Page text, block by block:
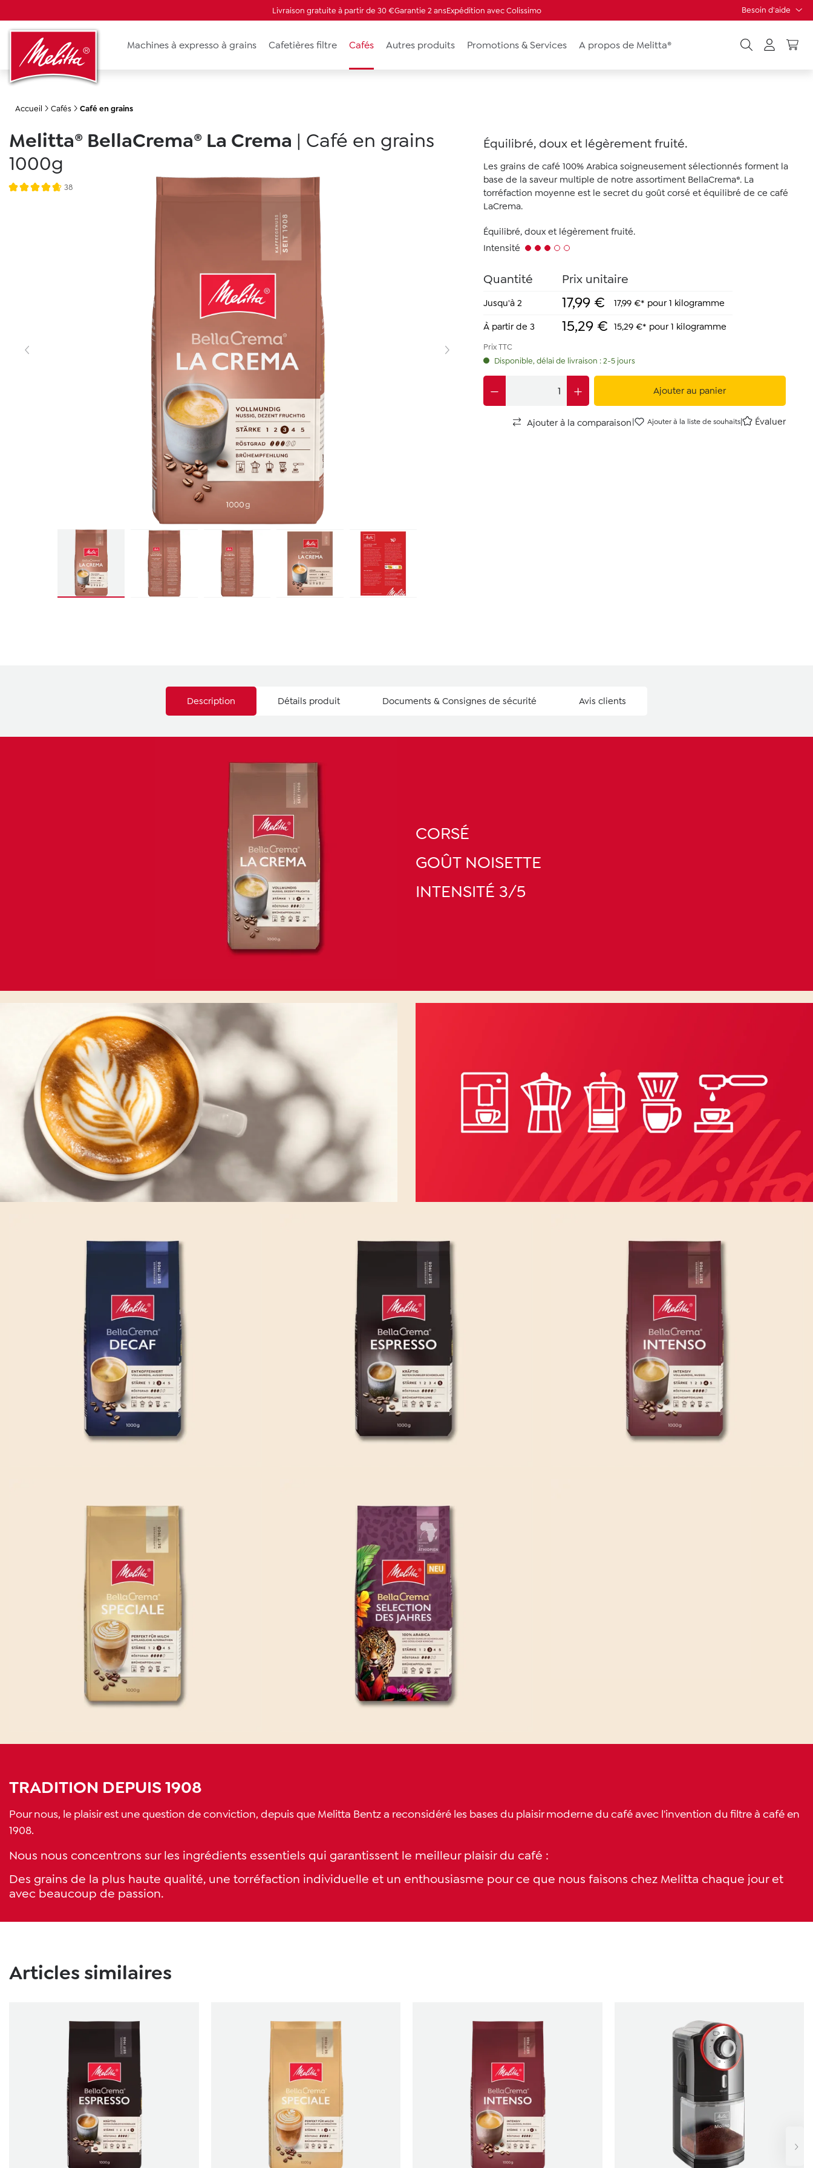
Livraison gratuite à partir de 30 €Garantie 2 ansExpédition avec Colissimo Besoin d'aide
Machines à expresso à grains Cafetières filtre Cafés Autres produits Promotions & Services A propos de Melitta®
Accueil Cafés Café en grains
Melitta® BellaCrema® La Crema | Café en grains
1000g
38
Ignorer la galerie d'images
Équilibré, doux et légèrement fruité.
Les grains de café 100% Arabica soigneusement sélectionnés forment la
base de la saveur multiple de notre assortiment BellaCrema®. La
torréfaction moyenne est le secret du goût corsé et équilibré de ce café
LaCrema.
Équilibré, doux et légèrement fruité.
Intensité
Quantité Prix unitaire
Jusqu'à 2 17,99 €
17,99 €* pour 1 kilogramme
À partir de 3 15,29 € 15,29 €* pour 1 kilogramme
Prix TTC
Disponible, délai de livraison : 2-5 jours
Ajouter au panier
Ajouter à la comparaison| Ajouter à la liste de souhaits| Évaluer
Description Détails produit Documents & Consignes de sécurité Avis clients
CORSÉ
GOÛT NOISETTE
INTENSITÉ 3/5
TRADITION DEPUIS 1908
Pour nous, le plaisir est une question de conviction, depuis que Melitta Bentz a reconsidéré les bases du plaisir moderne du café avec l'invention du filtre à café en
1908.
Nous nous concentrons sur les ingrédients essentiels qui garantissent le meilleur plaisir du café :
Des grains de la plus haute qualité, une torréfaction individuelle et un enthousiasme pour ce que nous faisons chez Melitta chaque jour et
avec beaucoup de passion.
Articles similaires